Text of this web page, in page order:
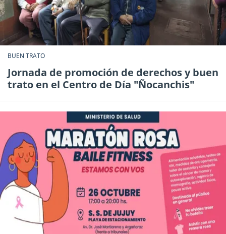
BUEN TRATO
Jornada de promoción de derechos y buen
trato en el Centro de Día "Ñocanchis"